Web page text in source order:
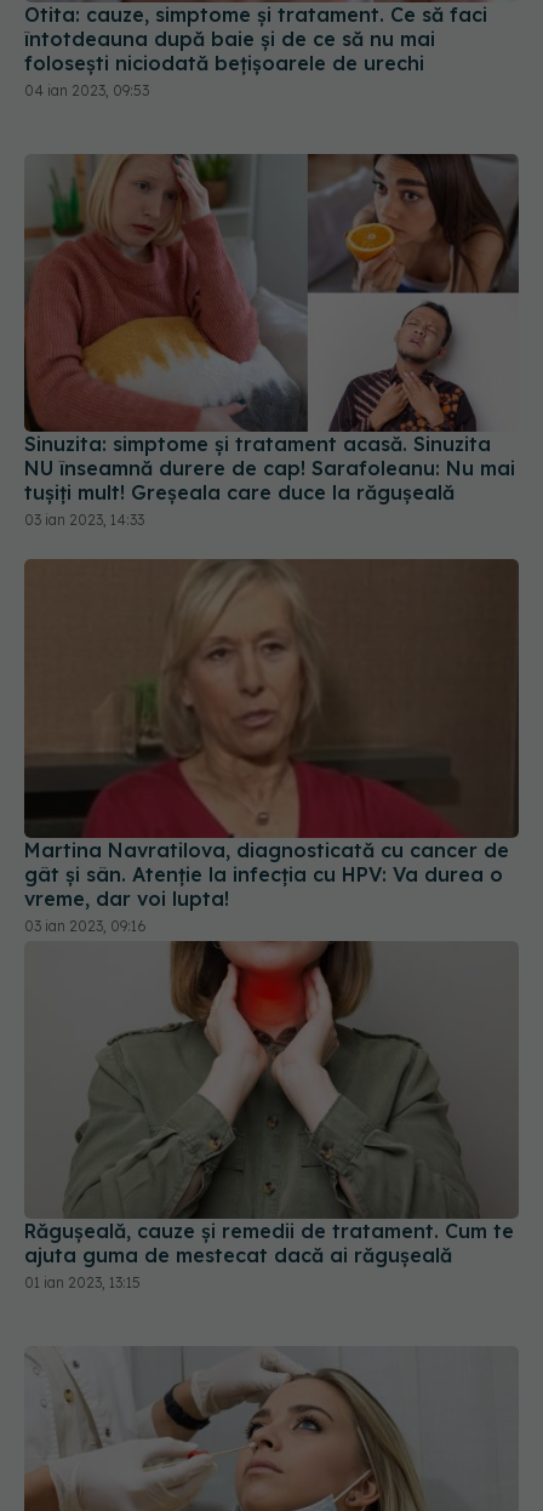
Otita: cauze, simptome și tratament. Ce să faci
întotdeauna după baie și de ce să nu mai
folosești niciodată bețișoarele de urechi
04 ian 2023, 09:53
Sinuzita: simptome și tratament acasă. Sinuzita
NU înseamnă durere de cap! Sarafoleanu: Nu mai
tușiți mult! Greșeala care duce la răgușeală
03 ian 2023, 14:33
Martina Navratilova, diagnosticată cu cancer de
gât și sân. Atenție la infecția cu HPV: Va durea o
vreme, dar voi lupta!
03 ian 2023, 09:16
Răgușeală, cauze și remedii de tratament. Cum te
ajuta guma de mestecat dacă ai răgușeală
01 ian 2023, 13:15